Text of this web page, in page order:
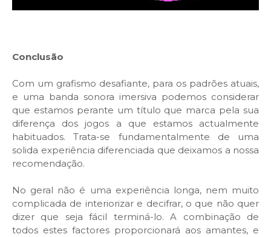
Conclusão
Com um grafismo desafiante, para os padrões atuais,
e uma banda sonora imersiva podemos considerar
que estamos perante um título que marca pela sua
diferença dos jogos a que estamos actualmente
habituados. Trata-se fundamentalmente de uma
solida experiência diferenciada que deixamos a nossa
recomendação.
No geral não é uma experiência longa, nem muito
complicada de interiorizar e decifrar, o que não quer
dizer que seja fácil terminá-lo. A combinação de
todos estes factores proporcionará aos amantes, e